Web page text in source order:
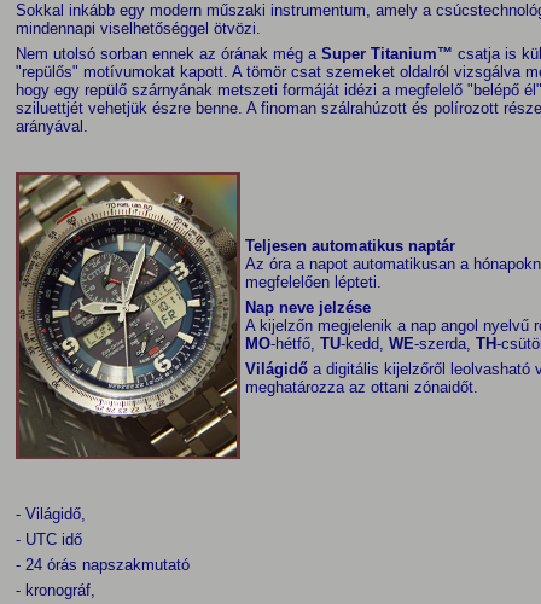
Sokkal inkább egy modern műszaki instrumentum, amely a
mindennapi viselhetőséggel ötvözi.
Nem utolsó sorban ennek az órának még a Super Titanium™ csatja is
"repülős" motívumokat kapott. A tömör csat szemeket oldalról vizsgálva
hogy egy repülő szárnyának metszeti formáját idézi a megfelelő "belépő
sziluettjét vehetjük észre benne. A finoman szálrahúzott és polírozott
arányával.
Teljesen automatikus naptár
Az óra a napot automatikusan a
megfelelően lépteti.
Nap neve jelzése
A kijelzőn megjelenik a nap angol nyelvű
MO-hétfő, TU-kedd, WE-szerda, TH-
Világidő a digitális kijelzőről leolvasható
meghatározza az ottani zónaidőt.
- Világidő,
- UTC idő
- 24 órás napszakmutató
- kronográf,